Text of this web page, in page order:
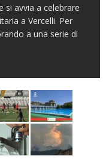
si avvia a celebrare
a Vercelli. Per
a una serie di